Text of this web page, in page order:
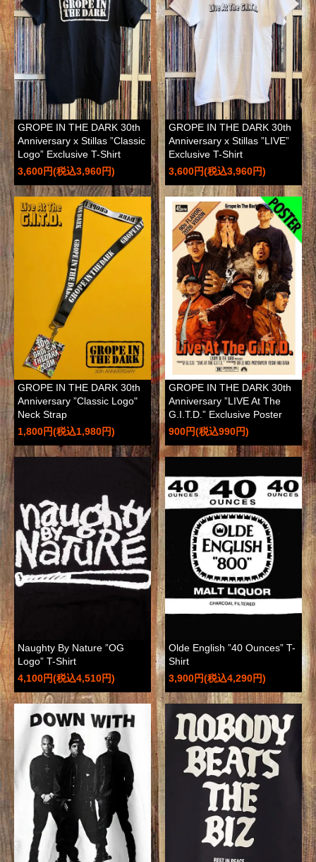
GROPE IN THE DARK 30th
Anniversary x Stillas ”Classic
Logo” Exclusive T-Shirt
3,600円(税込3,960円)
GROPE IN THE DARK 30th
Anniversary x Stillas ”LIVE”
Exclusive T-Shirt
3,600円(税込3,960円)
GROPE IN THE DARK 30th
Anniversary ”Classic Logo"
Neck Strap
1,800円(税込1,980円)
GROPE IN THE DARK 30th
Anniversary ”LIVE At The
G.I.T.D.” Exclusive Poster
900円(税込990円)
Naughty By Nature ”OG
Logo” T-Shirt
4,100円(税込4,510円)
Olde English ”40 Ounces” T-
Shirt
3,900円(税込4,290円)